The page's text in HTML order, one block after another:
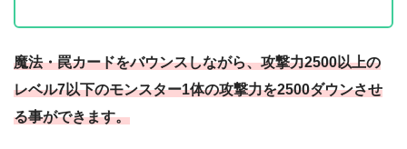
魔法・罠カードをバウンスしながら、攻撃力2500以上の
レベル7以下のモンスター1体の攻撃力を2500ダウンさせ
る事ができます。